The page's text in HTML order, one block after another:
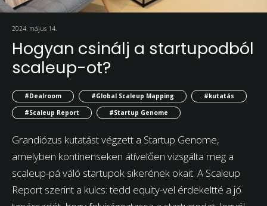
2024. május 14.
Hogyan csinálj a startupodból
scaleup-ot?
#Dealroom #Global Scaleup Mapping
#kutatás
#Scaleup Report
#Startup Genome
Grandiózus kutatást végzett a Startup Genome,
amelyben kontinenseken átívelően vizsgálta meg a
scaleup-pá váló startupok sikerének okait. A Scaleup
Report szerint a kulcs: tedd equity-vel érdekeltté a jó